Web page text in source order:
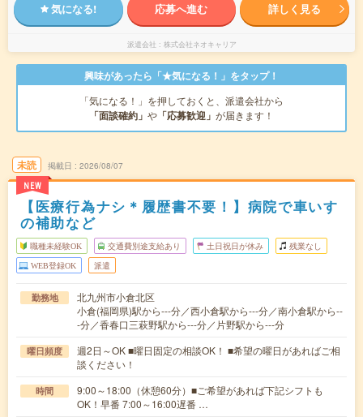
気になる! 応募へ進む 詳しく見る
派遣会社 株式会社ネオキャリア
興味があったら「★気になる！」をタップ！
「気になる！」を押しておくと、派遣会社から
「面談確約」 や 「応募歓迎」 が届きます！
未読
NEW
掲載日 2026/08/07
【医療行為ナシ＊履歴書不要！】病院で車いす
の補助など
職種未経験OK 交通費別途支給あり 土日祝日が休み 残業なし
WEB登録OK 派遣
勤務地
北九州市小倉北区
小倉(福岡県)駅から---分／西小倉駅から---分／南小倉駅から--
-分／香春口三萩野駅から---分／片野駅から---分
曜日頻度
週2日～OK ■曜日固定の相談OK！ ■希望の曜日があればご相
談ください！
時間
9:00～18:00（休憩60分）■ご希望があれば下記シフトも
OK！早番 7:00～16:00遅番 …